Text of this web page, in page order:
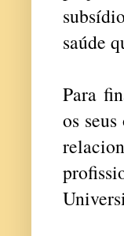
saúde
Para
os